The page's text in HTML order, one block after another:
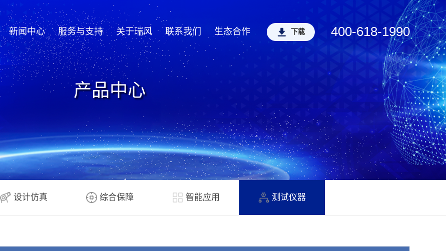
新闻中心 服务与支持 关于瑞风 联系我们 生态合作 下载 400-618-1990
产品中心
设计仿真 综合保障 智能应用 测试仪器